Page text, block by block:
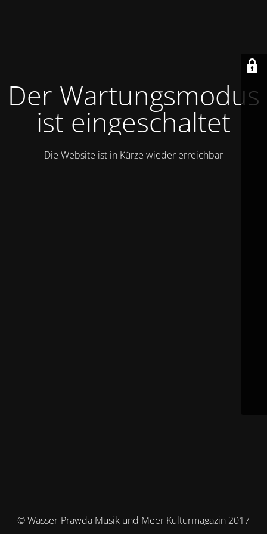
Der Wartungsmodus
ist eingeschaltet
Die Website ist in Kürze wieder erreichbar
© Wasser-Prawda Musik und Meer Kulturmagazin 2017